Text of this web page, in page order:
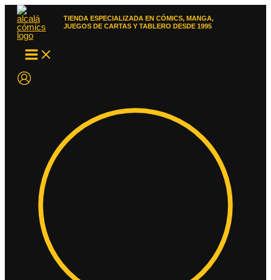
contenido
TIENDA ESPECIALIZADA EN CÓMICS, MANGA,
JUEGOS DE CARTAS Y TABLERO DESDE 1995